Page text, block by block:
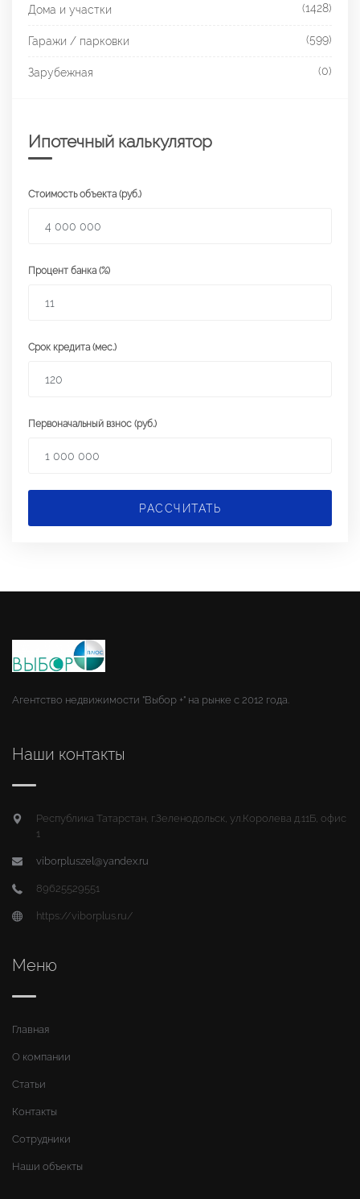
Дома и участки (1428)
Гаражи / парковки (599)
Зарубежная (0)
Ипотечный калькулятор
Стоимость объекта (руб.)
Процент банка (%)
Срок кредита (мес.)
Первоначальный взнос (руб.)
РАССЧИТАТЬ
Агентство недвижимости "Выбор +" на рынке с 2012 года.
Наши контакты
Республика Татарстан, г.Зеленодольск, ул.Королева д.11Б, офис
1
viborpluszel@yandex.ru
89625529551
https://viborplus.ru/
Меню
Главная
О компании
Статьи
Контакты
Сотрудники
Наши объекты